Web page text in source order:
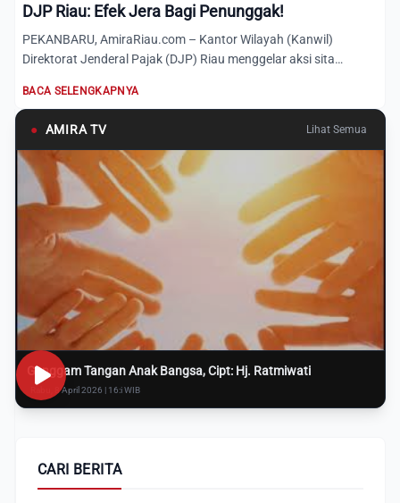
DJP Riau: Efek Jera Bagi Penunggak!
PEKANBARU, AmiraRiau.com – Kantor Wilayah (Kanwil)
Direktorat Jenderal Pajak (DJP) Riau menggelar aksi sita
BACA SELENGKAPNYA
● AMIRA TV Lihat Semua
Genggam Tangan Anak Bangsa, Cipt: Hj. Ratmiwati
Rabu, 8 April 2026 | 16:i WIB
CARI BERITA